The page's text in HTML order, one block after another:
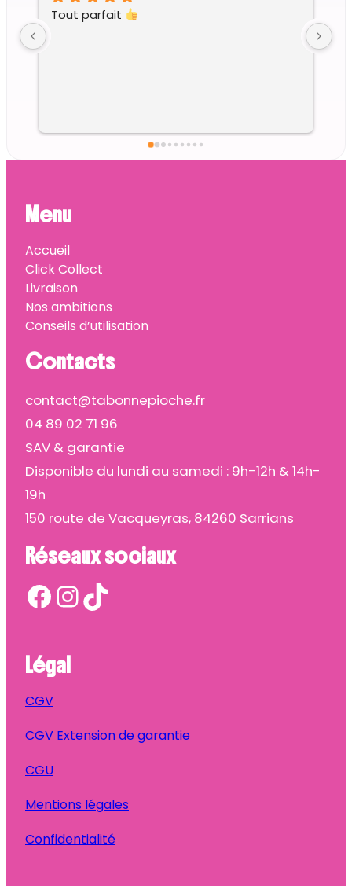
Menu
Accueil
Click Collect
Livraison
Nos ambitions
Conseils d’utilisation
Contacts
contact@tabonnepioche.fr
04 89 02 71 96
SAV & garantie
Disponible du lundi au samedi : 9h-12h & 14h-
19h
150 route de Vacqueyras, 84260 Sarrians
Réseaux sociaux
Facebook InstagramTikTok
Légal
CGV
CGV Extension de garantie
CGU
Mentions légales
Confidentialité